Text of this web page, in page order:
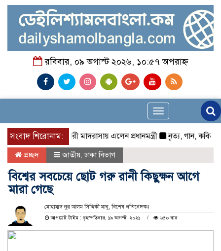
রবিবার, ০৯ অগাস্ট ২০২৬, ১০:৫৭ অপরাহ্ন
Toggle
navigation
সংবাদ শিরোনাম:
হাটহাজারী মাদরাসায় এলেন প্রধানমন্ত্রী নৃত্য, গান, কবিতায়
প্রচ্ছদ জাতীয়,ঢাকা বিভাগ
বিশ্বের সবচেয়ে ছোট গরু রানী কিছুক্ষন আগে
মারা গেছে
মোহাম্মদ নুর আলম সিদ্দিকী মানু, বিশেষ প্রতিবেদকঃ
আপডেট টাইম : বৃহস্পতিবার, ১৯ আগস্ট, ২০২১
৬৫০ বার